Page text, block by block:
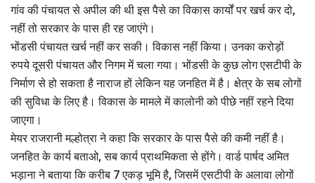
गांव की पंचायत से अपील की थी इस पैसे का विकास कार्यों पर खर्च कर दो,
नहीं तो सरकार के पास ही रह जाएंगे।
भोंडसी पंचायत खर्च नहीं कर सकी। विकास नहीं किया। उनका करोड़ों
रुपये दूसरी पंचायत और निगम में चला गया। भोंडसी के कुछ लोग एसटीपी के
निर्माण से हो सकता है नाराज हों लेकिन यह जनहित में है। क्षेत्र के सब लोगों
की सुविधा के लिए है। विकास के मामले में कालोनी को पीछे नहीं रहने दिया
जाएगा।
मेयर राजरानी मल्होत्रा ने कहा कि सरकार के पास पैसे की कमी नहीं है।
जनहित के कार्य बताओ, सब कार्य प्राथमिकता से होंगे। वार्ड पार्षद अमित
भड़ाना ने बताया कि करीब 7 एकड़ भूमि है, जिसमें एसटीपी के अलावा लोगों